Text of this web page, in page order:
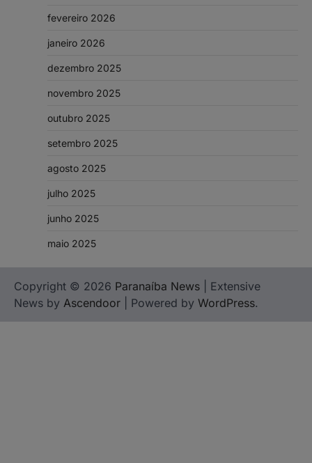
fevereiro 2026
janeiro 2026
dezembro 2025
novembro 2025
outubro 2025
setembro 2025
agosto 2025
julho 2025
junho 2025
maio 2025
Copyright © 2026 Paranaíba News | Extensive
News by Ascendoor | Powered by WordPress.